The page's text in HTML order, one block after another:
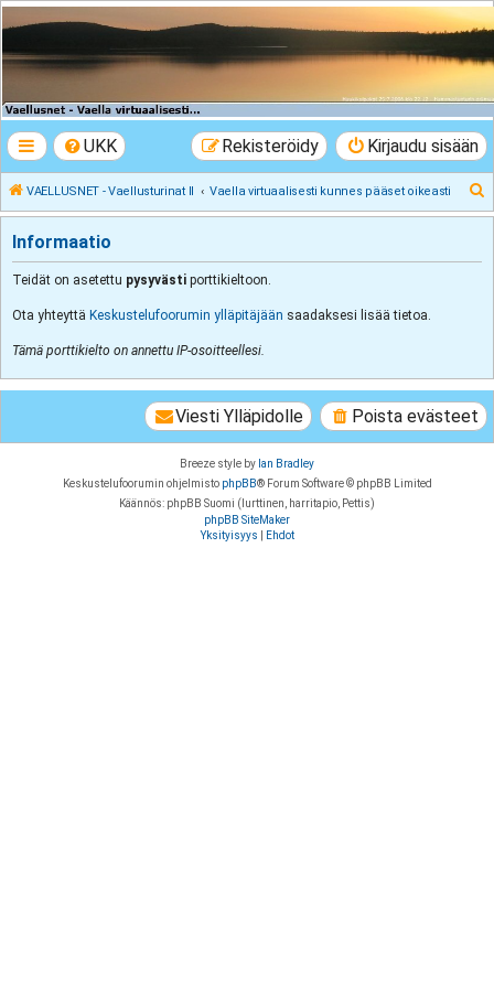
VAELLUSNET -
Vaellusturinat II
UKK Kirjaudu sisään
Rekisteröidy
VAELLUSNET - Vaellusturinat II Vaella virtuaalisesti kunnes pääset oikeasti
t
Informaatio
Teidät on asetettu pysyvästi porttikieltoon.
Ota yhteyttä Keskustelufoorumin ylläpitäjään saadaksesi lisää tietoa.
Tämä porttikielto on annettu IP-osoitteellesi.
Poista evästeet
Viesti Ylläpidolle
Breeze style by Ian Bradley
Keskustelufoorumin ohjelmisto phpBB® Forum Software © phpBB Limited
Käännös: phpBB Suomi (lurttinen, harritapio, Pettis)
phpBB SiteMaker
Yksityisyys
Ehdot